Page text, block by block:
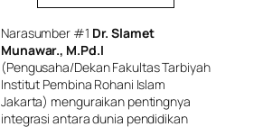
Narasumber #1 Dr. Slamet
Munawar., M.Pd.I
(Pengusaha/Dekan Fakultas Tarbiyah
Institut Pembina Rohani Islam
Jakarta) menguraikan pentingnya
integrasi antara dunia pendidikan